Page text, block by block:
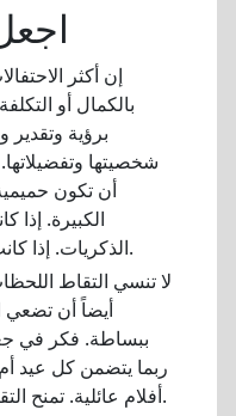
إن أكثر
بالكمال أو
برؤية
شخصيتها
أن تكون
الكبيرة.
الذكريات. إذا كانت مبدعة، خطط لمشاريع عملية.
لا تنسي التقاط
أيضاً أن تضعي
ببساطة. فكر في
ربما يتضمن كل عيد
أفلام عائلية. تمنح التقاليد الأم شيئًا تتطلع إليه كل عام.